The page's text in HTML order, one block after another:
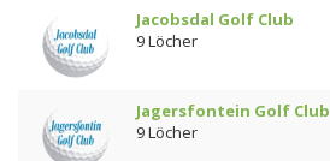
Jacobsdal Golf Club
9 Löcher
Jagersfontein Golf Club
9 Löcher